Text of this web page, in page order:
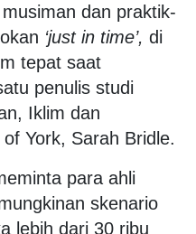
dan praktik-
‘just in time’, di
tepat saat
penulis studi
Iklim dan
York, Sarah Bridle.
para ahli
skenario
lebih dari 30 ribu